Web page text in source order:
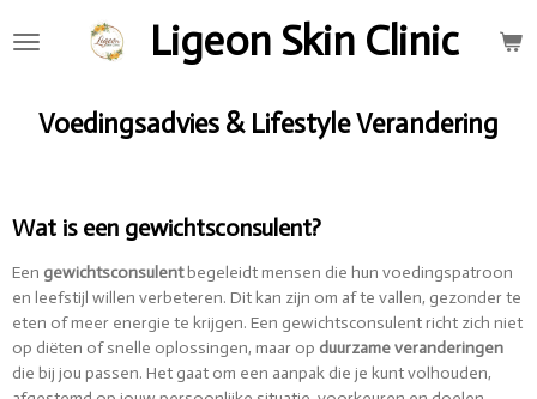
direct
hoofdinhoud
Ligeon Skin Clinic
Voedingsadvies & Lifestyle Verandering
Wat is een gewichtsconsulent?
Een gewichtsconsulentbegeleidt mensen die hun voedingspatroon
en leefstijl willen verbeteren. Dit kan zijn om af te vallen, gezonder te
eten of meer energie te krijgen. Een gewichtsconsulent richt zich niet
op diëten of snelle oplossingen, maar op duurzame veranderingen
die bij jou passen. Het gaat om een aanpak die je kunt volhouden,